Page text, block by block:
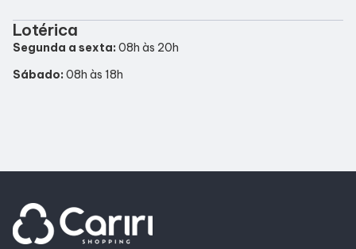
Delivery de Alimentação
Lotérica
Segunda a sexta: 08h às 20h
Sábado: 08h às 18h